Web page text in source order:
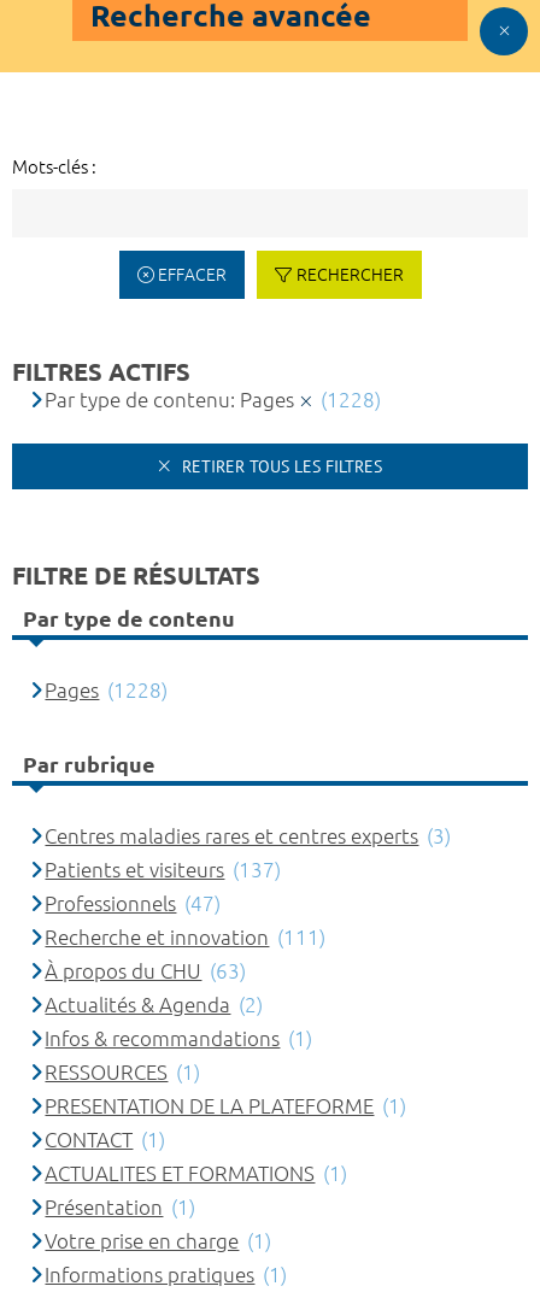
Recherche avancée
Mots-clés :
EFFACER RECHERCHER
FILTRES ACTIFS
Par type de contenu: Pages (1228)
RETIRER TOUS LES FILTRES
FILTRE DE RÉSULTATS
Par type de contenu
Pages (1228)
Par rubrique
Centres maladies rares et centres experts (3)
Patients et visiteurs (137)
Professionnels (47)
Recherche et innovation (111)
À propos du CHU (63)
Actualités & Agenda (2)
Infos & recommandations (1)
RESSOURCES (1)
PRESENTATION DE LA PLATEFORME (1)
CONTACT (1)
ACTUALITES ET FORMATIONS (1)
Présentation (1)
Votre prise en charge (1)
Informations pratiques (1)